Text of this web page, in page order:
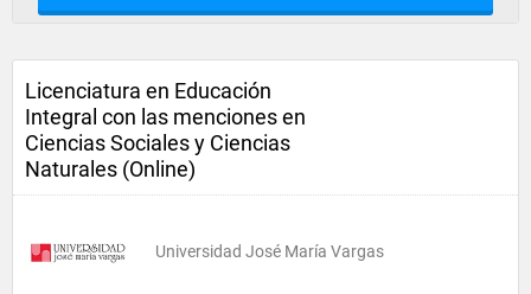
Licenciatura en Educación
Integral con las menciones en
Ciencias Sociales y Ciencias
Naturales (Online)
Universidad José María Vargas